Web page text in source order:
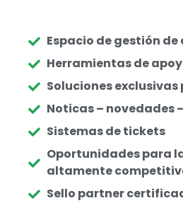
Espacio de gestión de
Herramientas de
Soluciones
Noticas – novedades
Sistemas de tickets
Oportunidades para
altamente
Sello partner